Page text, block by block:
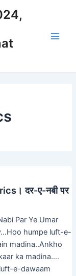
दर-ए-नबी पर
Par Ye Umar
humpe luft-e-
madina..Ankho
ka madina….
e-dawaam